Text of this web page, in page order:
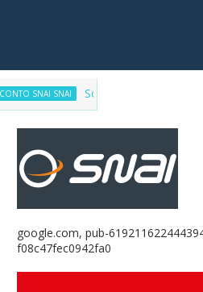
SNAI Scommetti responsabilmente,
google.com, pub-
f08c47fec0942fa0